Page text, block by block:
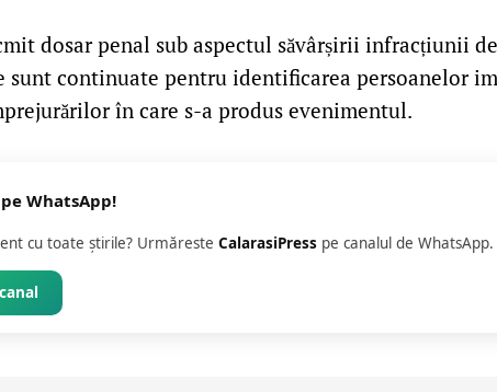
dosar penal sub aspectul săvârșirii infracțiunii
sunt continuate pentru identificarea persoanelor
în care s-a produs evenimentul.
WhatsApp!
cu toate știrile? Urmăreste CalarasiPress pe canalul de WhatsApp.